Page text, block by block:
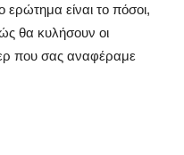
ερώτημα είναι το πόσοι,
θα κυλήσουν οι
που σας αναφέραμε